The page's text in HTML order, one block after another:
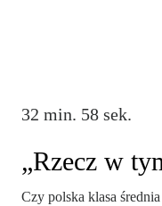
32 min. 58 sek.
„Rzecz w
Czy polska klasa